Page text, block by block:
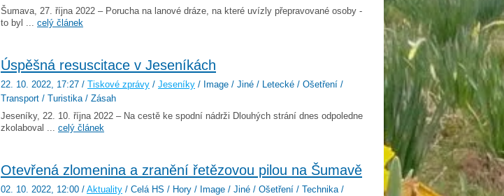
Šumava, 27. října 2022 – Porucha na lanové dráze, na které uvízly přepravované osoby -
to byl ... celý článek
Úspěšná resuscitace v Jeseníkách
22. 10. 2022, 17:27 / Tiskové zprávy / Jeseníky / Image / Jiné / Letecké / Ošetření /
Transport / Turistika / Zásah
Jeseníky, 22. 10. října 2022 – Na cestě ke spodní nádrži Dlouhých strání dnes odpoledne
zkolaboval ... celý článek
Otevřená zlomenina a zranění řetězovou pilou na Šumavě
02. 10. 2022, 12:00 / Aktuality / Celá HS / Hory / Image / Jiné / Ošetření / Technika /